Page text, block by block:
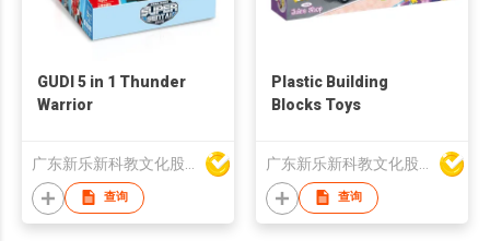
GUDI 5 in 1 Thunder
Warrior
查询
Plastic Building
Blocks Toys
查询